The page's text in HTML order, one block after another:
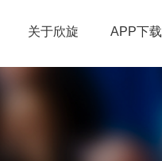
关于欣旋 APP下载